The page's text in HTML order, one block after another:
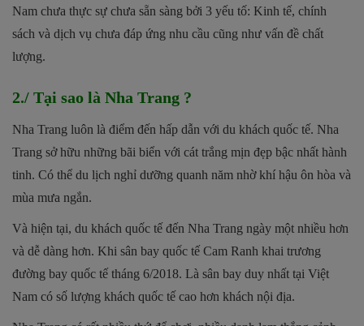
Nam chưa thực sự chưa sẵn sàng bởi 3 yếu tố: Kinh tế, chính
sách và dịch vụ chưa đáp ứng nhu cầu cũng như vấn đề chất
lượng.
2./ Tại sao là Nha Trang ?
Nha Trang luôn là điểm đến hấp dẫn với du khách quốc tế. Nha
Trang sở hữu những bãi biển với cát trắng mịn đẹp bậc nhất hành
tinh. Có thể du lịch nghỉ dưỡng quanh năm nhờ khí hậu ôn hòa và
mùa mưa ngắn.
Và hiện tại, du khách quốc tế đến Nha Trang ngày một nhiều hơn
và dễ dàng hơn. Khi sân bay quốc tế Cam Ranh khai trương
đường bay quốc tế tháng 6/2018. Là sân bay duy nhất tại Việt
Nam có số lượng khách quốc tế cao hơn khách nội địa.